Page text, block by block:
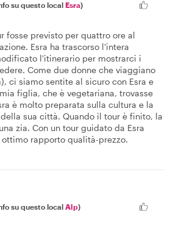
su questo local Esra)
fosse previsto per quattro ore al
Esra ha trascorso l'intera
l'itinerario per mostrarci i
Come due donne che viaggiano
ci siamo sentite al sicuro con Esra e
figlia, che è vegetariana, trovasse
è molto preparata sulla cultura e la
sua città. Quando il tour è finito, la
zia. Con un tour guidato da Esra
rapporto qualità-prezzo.
su questo local Alp)